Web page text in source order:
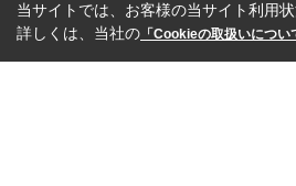
当サイトでは、お客様の当サイト利用
詳しくは、当社の 「Cookieの取扱いについ